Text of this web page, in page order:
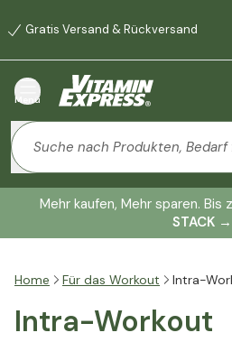
Gratis Versand & Rückversand
Menü
Mehr kaufen, Mehr sparen. Bis
STACK →
Home Für das Workout Intra-
Intra-Workout